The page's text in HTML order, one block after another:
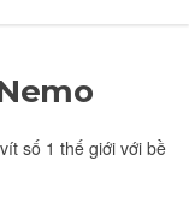
số 1 thế giới với bề